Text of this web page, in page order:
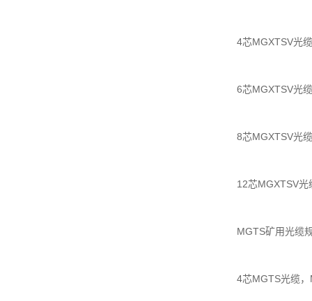
4芯MGXTSV光
6芯MGXTSV光
8芯MGXTSV光
12芯MGXTSV
MGTS矿用光缆
4芯MGTS光缆